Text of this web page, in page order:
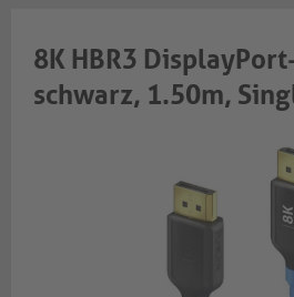
8K HBR3
schwarz, 1.50m,